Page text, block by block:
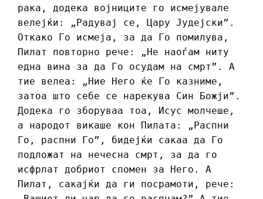
рака, додека војниците го исмејувале
велејќи: „Радувај се, Цару Јудејски”.
Откако Го исмеја, за да Го помилува,
Пилат повторно рече: „Не наоѓам ниту
една вина за да Го осудам на смрт”. А
тие велеа: „Ние Него ќе Го казниме,
затоа што себе се нарекува Син Божји”.
Додека го зборуваа тоа, Исус молчеше,
а народот викаше кон Пилата: „Распни
Го, распни Го”, бидејќи сакаа да Го
подложат на нечесна смрт, за да го
исфрлат добриот спомен за Него. А
Пилат, сакајќи да ги посрамоти, рече: